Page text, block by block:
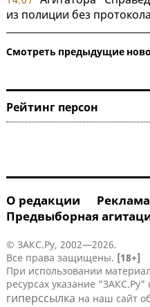
из полиции без протокола
Смотреть
О редакции
Реклама
Предвыборная
© ЗАКС.Ру, 2002—2026.
Все права защищены. [18+]
При использовании
ресурсах указание "ЗАКС.Ру"
гиперссылка на наш сайт